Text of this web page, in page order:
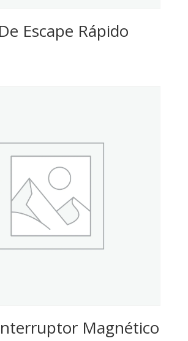
Escape Rápido
Magnético